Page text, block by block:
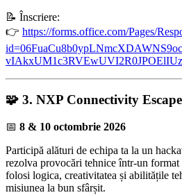
📝 Înscriere:
👉 https://forms.office.com/Pages/
🧩 3. NXP Connectivity
📅 8 & 10 octombrie 2026
Participă alături de echipa ta la un
rezolva provocări tehnice într-un format
folosi logica, creativitatea și abilitățile
misiunea la bun sfârșit.